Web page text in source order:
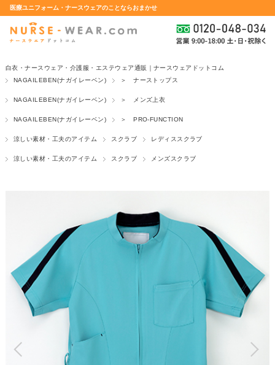
医療ユニフォーム・ナースウェアのことならおまかせ
白衣・ナースウェア・介護服・エステウェア通販｜ナースウェアドットコム
NAGAILEBEN(ナガイレーベン)
＞ ナーストップス
NAGAILEBEN(ナガイレーベン) ＞ メンズ上衣
NAGAILEBEN(ナガイレーベン) ＞ PRO-FUNCTION
涼しい素材・工夫のアイテム スクラブ レディススクラブ
涼しい素材・工夫のアイテム スクラブ メンズスクラブ